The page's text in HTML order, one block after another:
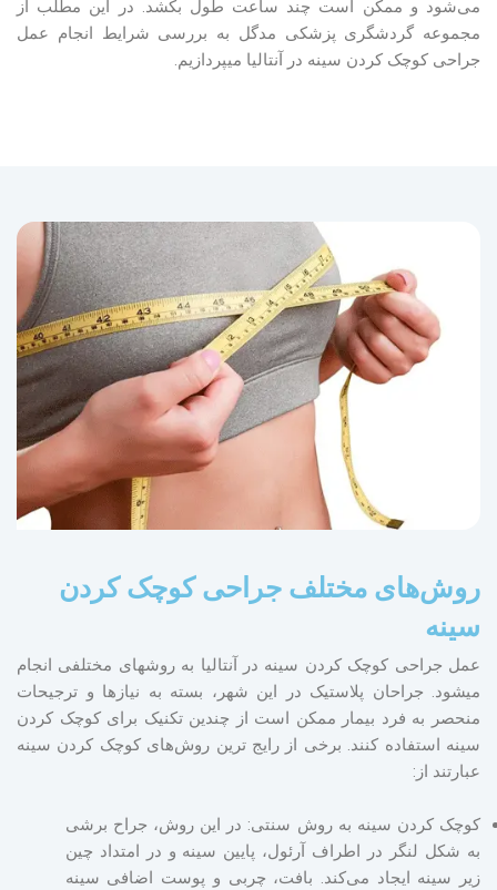
می‌شود و ممکن است چند ساعت طول بکشد. در این مطلب از
مجموعه گردشگری پزشکی مدگل به بررسی شرایط انجام عمل
جراحی کوچک کردن سینه در آنتالیا می‎پردازیم.
روش‌های مختلف جراحی کوچک کردن
سینه
عمل جراحی کوچک کردن سینه در آنتالیا به روش‎های مختلفی انجام
می‎شود. جراحان پلاستیک در این شهر، بسته به نیازها و ترجیحات
منحصر به فرد بیمار ممکن است از چندین تکنیک برای کوچک کردن
سینه استفاده کنند. برخی از رایج ترین روش‌های کوچک کردن سینه
عبارتند از:
کوچک کردن سینه به روش سنتی: در این روش، جراح برشی
به شکل لنگر در اطراف آرئول، پایین سینه و در امتداد چین
زیر سینه ایجاد می‌کند. بافت، چربی و پوست اضافی سینه